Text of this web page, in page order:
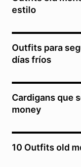
estilo
Outfits para
días fríos
Cardigans que
money
10 Outfits old